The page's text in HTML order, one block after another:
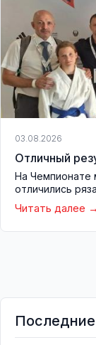
03.08.2026
Отличный
На Чемпионате
отличились
Читать далее